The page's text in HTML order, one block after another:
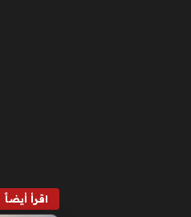
اقرأ أيضاً